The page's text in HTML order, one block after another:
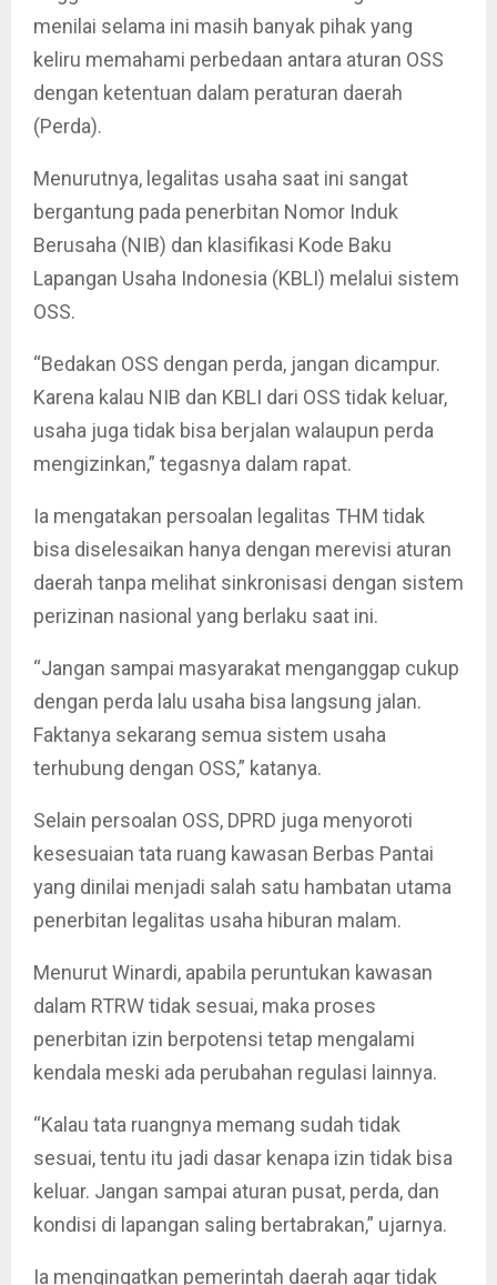
menilai selama ini masih banyak pihak yang
keliru memahami perbedaan antara aturan OSS
dengan ketentuan dalam peraturan daerah
(Perda).
Menurutnya, legalitas usaha saat ini sangat
bergantung pada penerbitan Nomor Induk
Berusaha (NIB) dan klasifikasi Kode Baku
Lapangan Usaha Indonesia (KBLI) melalui sistem
OSS.
“Bedakan OSS dengan perda, jangan dicampur.
Karena kalau NIB dan KBLI dari OSS tidak keluar,
usaha juga tidak bisa berjalan walaupun perda
mengizinkan,” tegasnya dalam rapat.
Ia mengatakan persoalan legalitas THM tidak
bisa diselesaikan hanya dengan merevisi aturan
daerah tanpa melihat sinkronisasi dengan sistem
perizinan nasional yang berlaku saat ini.
“Jangan sampai masyarakat menganggap cukup
dengan perda lalu usaha bisa langsung jalan.
Faktanya sekarang semua sistem usaha
terhubung dengan OSS,” katanya.
Selain persoalan OSS, DPRD juga menyoroti
kesesuaian tata ruang kawasan Berbas Pantai
yang dinilai menjadi salah satu hambatan utama
penerbitan legalitas usaha hiburan malam.
Menurut Winardi, apabila peruntukan kawasan
dalam RTRW tidak sesuai, maka proses
penerbitan izin berpotensi tetap mengalami
kendala meski ada perubahan regulasi lainnya.
“Kalau tata ruangnya memang sudah tidak
sesuai, tentu itu jadi dasar kenapa izin tidak bisa
keluar. Jangan sampai aturan pusat, perda, dan
kondisi di lapangan saling bertabrakan,” ujarnya.
Ia mengingatkan pemerintah daerah agar tidak